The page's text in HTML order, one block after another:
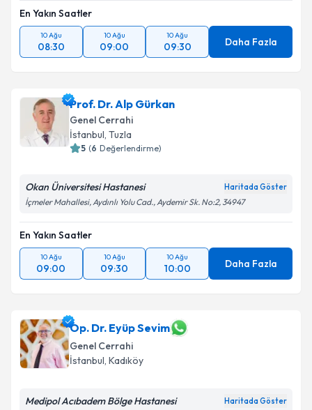
Metni
kapsamda işlenmesini kabul ediyorum.
En Yakın Saatler
10 Ağu
08:30
10 Ağu
09:00
10 Ağu
09:30 Daha Fazla
Prof. Dr. Alp Gürkan
Genel Cerrahi
İstanbul, Tuzla
5 (6 Değerlendirme)
Okan Üniversitesi Hastanesi Haritada Göster
İçmeler Mahallesi, Aydınlı Yolu Cad., Aydemir Sk. No:2, 34947
En Yakın Saatler
10 Ağu
09:00
10 Ağu
09:30
10 Ağu
10:00 Daha Fazla
Op. Dr. Eyüp Sevim
Genel Cerrahi
İstanbul, Kadıköy
Medipol Acıbadem Bölge Hastanesi Haritada Göster